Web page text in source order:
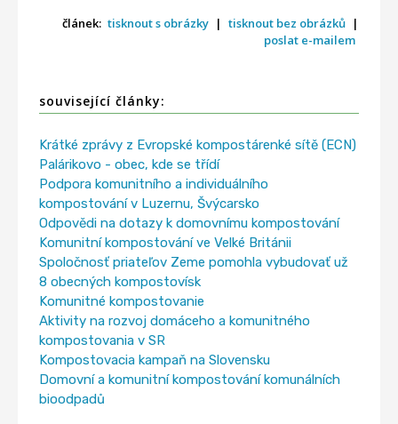
článek: tisknout s obrázky | tisknout bez obrázků |
poslat e-mailem
související články:
Krátké zprávy z Evropské kompostárenké sítě (ECN)
Palárikovo - obec, kde se třídí
Podpora komunitního a individuálního
kompostování v Luzernu, Švýcarsko
Odpovědi na dotazy k domovnímu kompostování
Komunitní kompostování ve Velké Británii
Spoločnosť priateľov Zeme pomohla vybudovať už
8 obecných kompostovísk
Komunitné kompostovanie
Aktivity na rozvoj domáceho a komunitného
kompostovania v SR
Kompostovacia kampaň na Slovensku
Domovní a komunitní kompostování komunálních
bioodpadů